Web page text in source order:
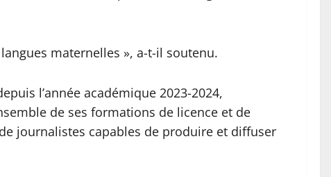
maternelles », a-t-il soutenu.
l’année académique 2023-2024,
de ses formations de licence et de
journalistes capables de produire et diffuser